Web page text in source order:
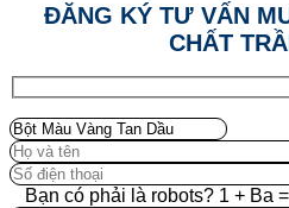
ĐĂNG KÝ TƯ VẤN
CHẤT
Bạn có phải là robots? 1 + Ba